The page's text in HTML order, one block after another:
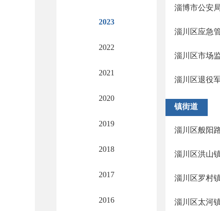
2023
2022
2021
2020
2019
2018
2017
2016
淄博市公安
淄川区应急
淄川区市场
淄川区退役
镇街道
淄川区般阳
淄川区洪山
淄川区罗村
淄川区太河